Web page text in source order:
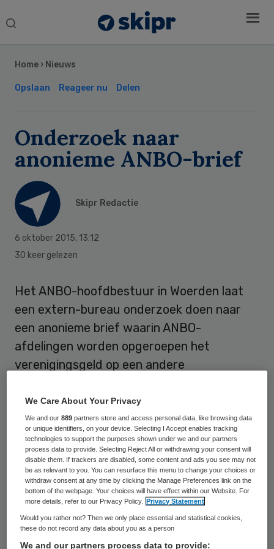
Search
Home › Nieuws
Opslaan Reageer nu Delen
Onderzoek naar
anonieme ANBO-brief
Skipr Redactie
6 oktober 2015, 13:12
30 keer gelezen
Het ANBO-hoofdbestuur in Woerden laat
een extern-bureau onderzoek doen naar
een anonieme brief waarin ANBO-
afdelingen worden opgeroepen het
verenigingsgeld op een andere
bestempelt dit als het aanzetten tot
fraude en heeft daarom de rekeningen van
alle afdelingen voorlopig geblokkeerd.
“Het is mijn verantwoordelijkheid om het
ledengeld te beschermen”, zei directeur
Liane den Haan van de ANBO dinsdag op
een persconferentie. Die was belegd na alle
ophef afgelopen dagen over het
Sidebar
We Care About Your Privacy
We and our889 partners store and access personal data, like browsing data
or unique identifiers, on your device. Selecting I Accept enables tracking
technologies to support the purposes shown under we and our partners
process data to provide. Selecting Reject All or withdrawing your consent will
disable them. If trackers are disabled, some content and ads you see may not
be as relevant to you. You can resurface this menu to change your choices or
withdraw consent at any time by clicking the Manage Preferences link on the
bottom of the webpage. Your choices will have effect within our Website. For
more details, refer to our Privacy Policy.
Privacy Statement
Would you rather not? Then we only place essential and statistical cookies,
these do not record any data about you as a person
We and our partners process data to provide: